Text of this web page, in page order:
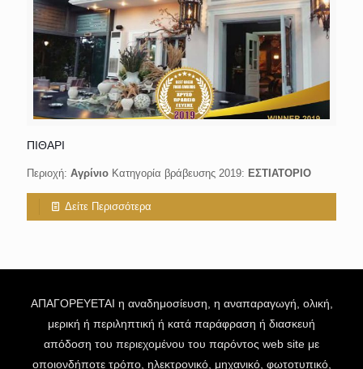
ΠΙΘΑΡΙ
Περιοχή: Αγρίνιο Κατηγορία βράβευσης 2019: ΕΣΤΙΑΤΟΡΙΟ
Δείτε Περισσότερα
ΑΠΑΓΟΡΕΥΕΤΑΙ η αναδημοσίευση, η αναπαραγωγή, ολική,
μερική ή περιληπτική ή κατά παράφραση ή διασκευή
απόδοση του περιεχομένου του παρόντος web site με
οποιονδήποτε τρόπο, ηλεκτρονικό, μηχανικό, φωτοτυπικό,